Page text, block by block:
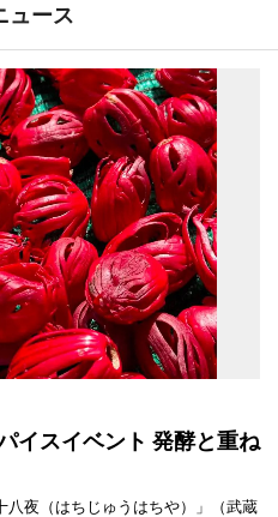
ュース
イスイベント 発酵と重ね
夜（はちじゅうはちや）」（武蔵